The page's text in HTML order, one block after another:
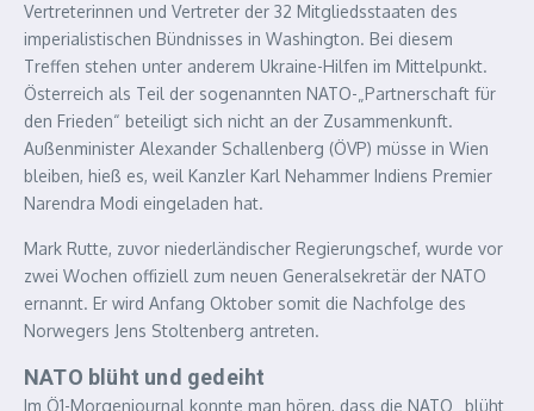
Vertreterinnen und Vertreter der 32 Mitgliedsstaaten des
imperialistischen Bündnisses in Washington. Bei diesem
Treffen stehen unter anderem Ukraine-Hilfen im Mittelpunkt.
Österreich als Teil der sogenannten NATO-„Partnerschaft für
den Frieden“ beteiligt sich nicht an der Zusammenkunft.
Außenminister Alexander Schallenberg (ÖVP) müsse in Wien
bleiben, hieß es, weil Kanzler Karl Nehammer Indiens Premier
Narendra Modi eingeladen hat.
Mark Rutte, zuvor niederländischer Regierungschef, wurde vor
zwei Wochen offiziell zum neuen Generalsekretär der NATO
ernannt. Er wird Anfang Oktober somit die Nachfolge des
Norwegers Jens Stoltenberg antreten.
NATO blüht und gedeiht
Im Ö1-Morgenjournal konnte man hören, dass die NATO „blüht